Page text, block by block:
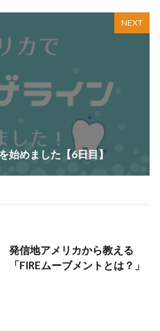
NEXT
始めました【6日目】
発信地アメリカから教える
「FIREムーブメントとは？」